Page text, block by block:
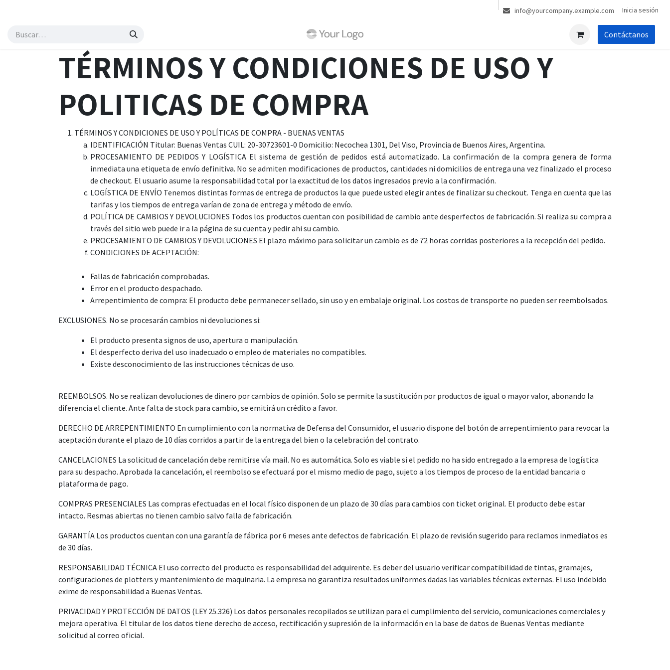
info@yourcompany.example.com Inicia sesión
Contáctanos
TÉRMINOS Y CONDICIONES DE USO Y
POLITICAS DE COMPRA
TÉRMINOS Y CONDICIONES DE USO Y POLÍTICAS DE COMPRA - BUENAS VENTAS
IDENTIFICACIÓN Titular: Buenas Ventas CUIL: 20-30723601-0 Domicilio: Necochea 1301, Del Viso, Provincia de Buenos Aires, Argentina.
PROCESAMIENTO DE PEDIDOS Y LOGÍSTICA El sistema de gestión de pedidos está automatizado. La confirmación de la compra genera de forma
inmediata una etiqueta de envío definitiva. No se admiten modificaciones de productos, cantidades ni domicilios de entrega una vez finalizado el proceso
de checkout. El usuario asume la responsabilidad total por la exactitud de los datos ingresados previo a la confirmación.
LOGÍSTICA DE ENVÍO Tenemos distintas formas de entrega de productos la que puede usted elegir antes de finalizar su checkout. Tenga en cuenta que las
tarifas y los tiempos de entrega varían de zona de entrega y método de envío.
POLÍTICA DE CAMBIOS Y DEVOLUCIONES Todos los productos cuentan con posibilidad de cambio ante desperfectos de fabricación. Si realiza su compra a
través del sitio web puede ir a la página de su cuenta y pedir ahi su cambio.
PROCESAMIENTO DE CAMBIOS Y DEVOLUCIONES El plazo máximo para solicitar un cambio es de 72 horas corridas posteriores a la recepción del pedido.
CONDICIONES DE ACEPTACIÓN:
Fallas de fabricación comprobadas.
Error en el producto despachado.
Arrepentimiento de compra: El producto debe permanecer sellado, sin uso y en embalaje original. Los costos de transporte no pueden ser reembolsados.
EXCLUSIONES. No se procesarán cambios ni devoluciones si:
El producto presenta signos de uso, apertura o manipulación.
El desperfecto deriva del uso inadecuado o empleo de materiales no compatibles.
Existe desconocimiento de las instrucciones técnicas de uso.
REEMBOLSOS. No se realizan devoluciones de dinero por cambios de opinión. Solo se permite la sustitución por productos de igual o mayor valor, abonando la
diferencia el cliente. Ante falta de stock para cambio, se emitirá un crédito a favor.
DERECHO DE ARREPENTIMIENTO En cumplimiento con la normativa de Defensa del Consumidor, el usuario dispone del botón de arrepentimiento para revocar la
aceptación durante el plazo de 10 días corridos a partir de la entrega del bien o la celebración del contrato.
CANCELACIONES La solicitud de cancelación debe remitirse vía mail. No es automática. Solo es viable si el pedido no ha sido entregado a la empresa de logística
para su despacho. Aprobada la cancelación, el reembolso se efectuará por el mismo medio de pago, sujeto a los tiempos de proceso de la entidad bancaria o
plataforma de pago.
COMPRAS PRESENCIALES Las compras efectuadas en el local físico disponen de un plazo de 30 días para cambios con ticket original. El producto debe estar
intacto. Resmas abiertas no tienen cambio salvo falla de fabricación.
GARANTÍA Los productos cuentan con una garantía de fábrica por 6 meses ante defectos de fabricación. El plazo de revisión sugerido para reclamos inmediatos es
de 30 días.
RESPONSABILIDAD TÉCNICA El uso correcto del producto es responsabilidad del adquirente. Es deber del usuario verificar compatibilidad de tintas, gramajes,
configuraciones de plotters y mantenimiento de maquinaria. La empresa no garantiza resultados uniformes dadas las variables técnicas externas. El uso indebido
exime de responsabilidad a Buenas Ventas.
PRIVACIDAD Y PROTECCIÓN DE DATOS (LEY 25.326) Los datos personales recopilados se utilizan para el cumplimiento del servicio, comunicaciones comerciales y
mejora operativa. El titular de los datos tiene derecho de acceso, rectificación y supresión de la información en la base de datos de Buenas Ventas mediante
solicitud al correo oficial.